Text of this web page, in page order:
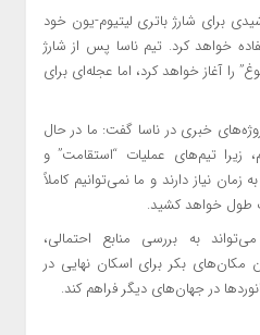
برای شارژ باتری لیتیوم-یون خود
خود استفاده خواهد کرد. تیم ناسا پس از شارژ
را آغاز خواهد کرد، اما عجله‌ای برای
خبری در ناسا گفت: ما در حال
تیم‌های عملیات “استقامت” و
نیاز دارند و ما نمی‌توانیم کاملاً
طول خواهد کشید.
به بررسی منابع احتمالی،
مکان‌های بکر برای اسکان نهایی در
در جهان‌های دیگر فراهم کند.